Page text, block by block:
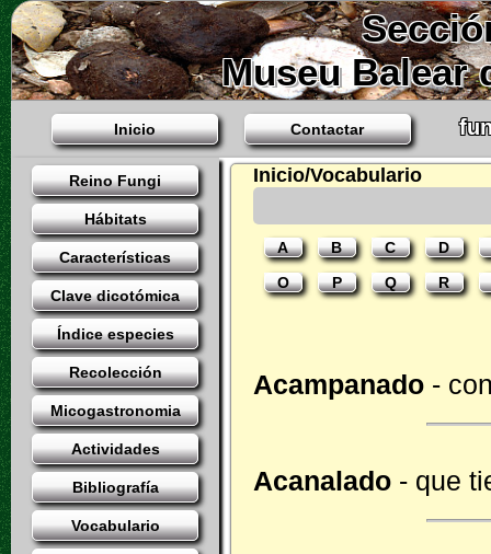
Museu Balear
Inicio Contactar
Reino Fungi
Hábitats
Características
Clave dicotómica
Índice especies
Recolección
Micogastronomia
Actividades
Bibliografía
Vocabulario
Inicio/Vocabulario
A B C
D
O
P Q R
Acampanado -
Acanalado - que